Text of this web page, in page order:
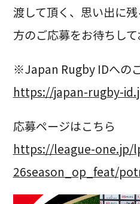
渡して頂く、思い出に
方のご応募をお待ちして
※Japan Rugby IDへの
https://japan-rugby-
応募ページはこちら
https://league-one.jp/
26season_op_feat/